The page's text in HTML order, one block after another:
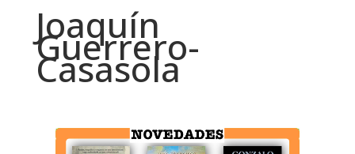
Joaquín
Guerrero-
Casasola